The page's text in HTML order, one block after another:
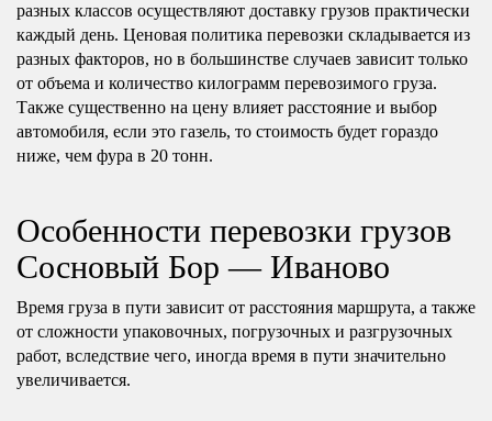
разных классов осуществляют доставку грузов практически
каждый день. Ценовая политика перевозки складывается из
разных факторов, но в большинстве случаев зависит только
от объема и количество килограмм перевозимого груза.
Также существенно на цену влияет расстояние и выбор
автомобиля, если это газель, то стоимость будет гораздо
ниже, чем фура в 20 тонн.
Особенности перевозки грузов
Сосновый Бор — Иваново
Время груза в пути зависит от расстояния маршрута, а также
от сложности упаковочных, погрузочных и разгрузочных
работ, вследствие чего, иногда время в пути значительно
увеличивается.